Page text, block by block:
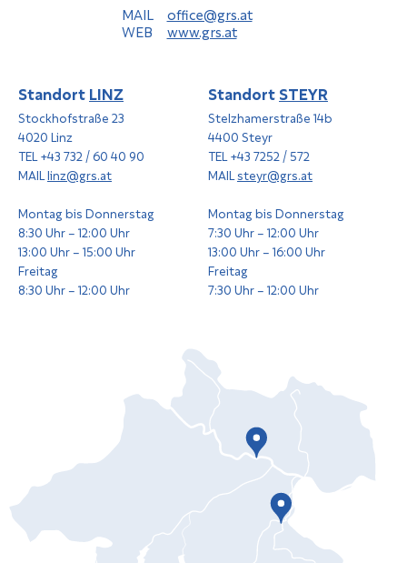
MAIL
office@grs.at
WEB www.grs.at
StandortLINZ
Stockhofstraße 23
4020 Linz
TEL +43 732 / 60 40 90
MAIL linz@grs.at
Montag bis Donnerstag
8:30 Uhr – 12:00 Uhr
13:00 Uhr – 15:00 Uhr
Freitag
8:30 Uhr – 12:00 Uhr
StandortSTEYR
Stelzhamerstraße 14b
4400 Steyr
TEL +43 7252 / 572
MAIL steyr@grs.at
Montag bis Donnerstag
7:30 Uhr – 12:00 Uhr
13:00 Uhr – 16:00 Uhr
Freitag
7:30 Uhr – 12:00 Uhr